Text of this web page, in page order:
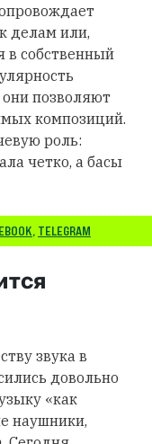
делам или,
в собственный
они позволяют
композиций.
роль:
четко, а басы
, TELEGRAM
звука в
довольно
«как
наушники,